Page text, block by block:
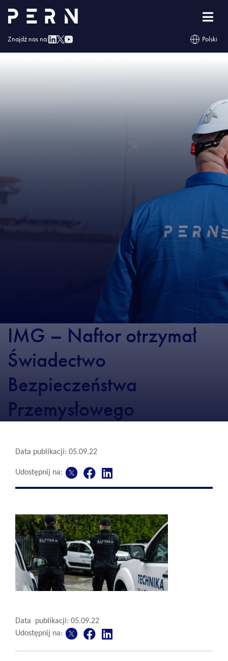
Znajdź nas na: Polski
Strona główna »Naftor otrzymał Świadectwo Bezpieczeństwa Przemysłowego
IMG – Naftor otrzymał
Świadectwo
Bezpieczeństwa
Przemysłowego
Data publikacji: 05.09.22
Udostępnij na:
Data publikacji: 05.09.22
Udostępnij na: